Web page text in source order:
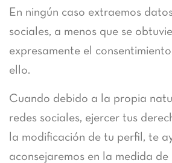
En ningún caso extraemos
sociales, a menos que se
expresamente el
ello.
Cuando debido a la propia
redes sociales, ejercer tus
la modificación de tu perfil, te
aconsejaremos en la medida de